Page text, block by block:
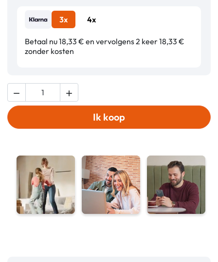
3x 4x
Betaal nu 18,33 € en vervolgens 2 keer 18,33 €
zonder kosten
 
Ik koop